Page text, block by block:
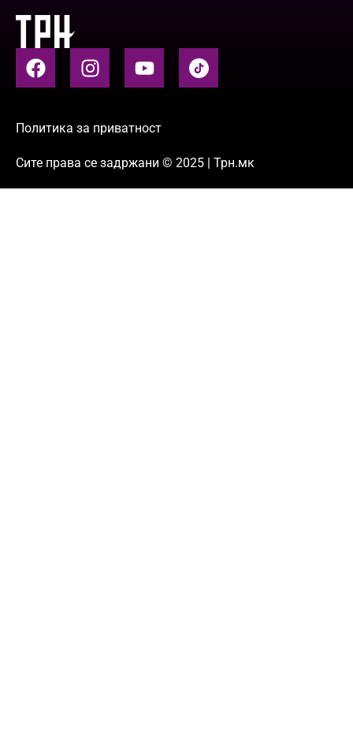
Политика за приватност
Сите права се задржани © 2025 | Трн.мк